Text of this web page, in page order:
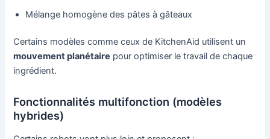
Mélange homogène des pâtes à gâteaux
Certains modèles comme ceux de KitchenAid utilisent un
mouvement planétaire pour optimiser le travail de chaque
ingrédient.
Fonctionnalités multifonction (modèles
hybrides)